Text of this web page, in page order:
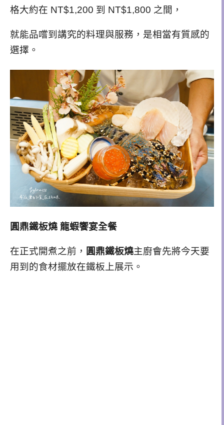
格大約在 NT$1,200 到 NT$1,800 之間，
就能品嚐到講究的料理與服務，是相當有質感的
選擇。
圓鼎鐵板燒 龍蝦饗宴全餐
在正式開煮之前， 圓鼎鐵板燒主廚會先將今天要
用到的食材擺放在鐵板上展示。